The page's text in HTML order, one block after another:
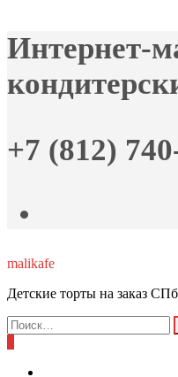
Skip
to
content
Интернет-
+7 (812)
malikafe
Детские торты на заказ СПб
Найти: